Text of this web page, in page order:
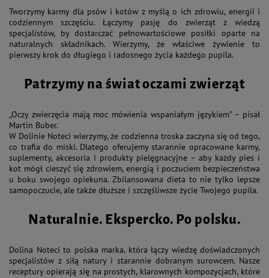
Tworzymy karmy dla psów i kotów z myślą o ich zdrowiu, energii i
codziennym szczęściu. Łączymy pasję do zwierząt z wiedzą
specjalistów, by dostarczać pełnowartościowe posiłki oparte na
naturalnych składnikach. Wierzymy, że właściwe żywienie to
pierwszy krok do długiego i radosnego życia każdego pupila.
Patrzymy na świat oczami zwierząt
„Oczy zwierzęcia mają moc mówienia wspaniałym językiem” – pisał
Martin Buber.
W Dolinie Noteci wierzymy, że codzienna troska zaczyna się od tego,
co trafia do miski. Dlatego oferujemy starannie opracowane karmy,
suplementy, akcesoria i produkty pielęgnacyjne – aby każdy pies i
kot mógł cieszyć się zdrowiem, energią i poczuciem bezpieczeństwa
u boku swojego opiekuna. Zbilansowana dieta to nie tylko lepsze
samopoczucie, ale także dłuższe i szczęśliwsze życie Twojego pupila.
Naturalnie. Ekspercko. Po polsku.
Dolina Noteci to polska marka, która łączy wiedzę doświadczonych
specjalistów z siłą natury i starannie dobranym surowcem. Nasze
receptury opierają się na prostych, klarownych kompozycjach, które